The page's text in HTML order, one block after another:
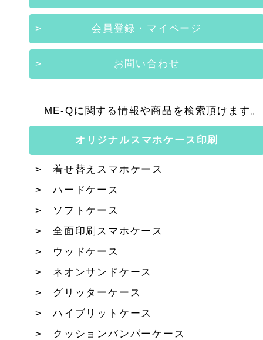
会員登録・マイページ
お問い合わせ
ME-Qに関する情報や商品を検索頂けます。
オリジナルスマホケース印刷
着せ替えスマホケース
ハードケース
ソフトケース
全面印刷スマホケース
ウッドケース
ネオンサンドケース
グリッターケース
ハイブリットケース
クッションバンパーケース